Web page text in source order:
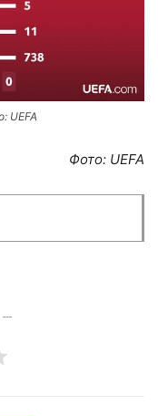
UEFA
Фото: UEFA